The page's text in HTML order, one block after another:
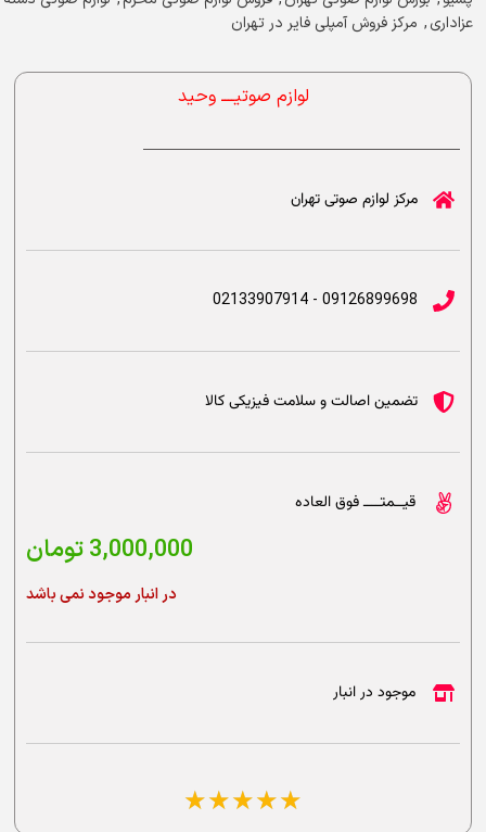
عزاداری, مرکز فروش آمپلی فایر در تهران
لوازم صوتیــــ وحید
مرکز لوازم صوتی تهران
09126899698 - 02133907914
تضمین اصالت و سلامت فیزیکی کالا
قیــمتــــ فوق العاده
3,000,000تومان
در انبار موجود نمی باشد
موجود در انبار
☆
☆
☆
☆
☆